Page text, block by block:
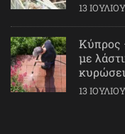
13
Κύπρος
με
13